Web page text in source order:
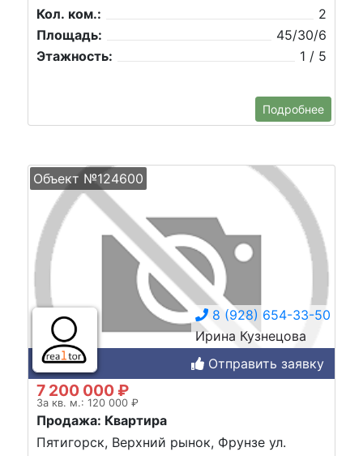
Кол. ком.:
2
Площадь:
45/30/6
Этажность:
1 / 5
Подробнее
Объект №124600
8 (928) 654-33-50
Ирина Кузнецова
Отправить заявку
7 200 000 ₽
За кв. м.: 120 000 ₽
Продажа: Квартира
Пятигорск, Верхний рынок, Фрунзе ул.